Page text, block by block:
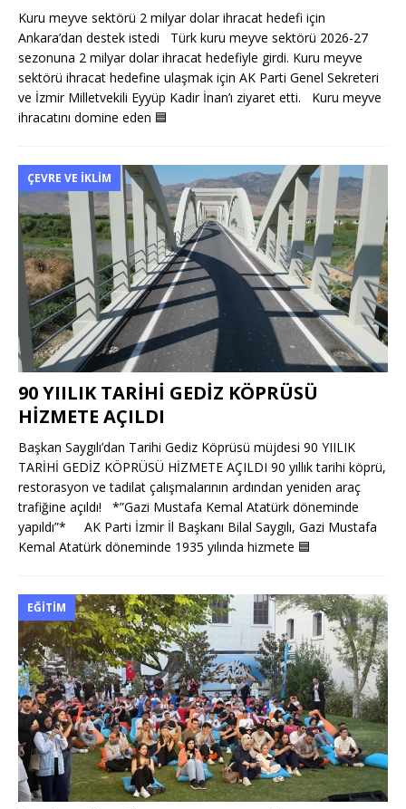
Kuru meyve sektörü 2 milyar dolar ihracat hedefi için
Ankara’dan destek istedi Türk kuru meyve sektörü 2026-27
sezonuna 2 milyar dolar ihracat hedefiyle girdi. Kuru meyve
sektörü ihracat hedefine ulaşmak için AK Parti Genel Sekreteri
ve İzmir Milletvekili Eyyüp Kadir İnan’ı ziyaret etti. Kuru meyve
ihracatını domine eden 🟦
ÇEVRE VE İKLIM
90 YIILIK TARİHİ GEDİZ KÖPRÜSÜ
HİZMETE AÇILDI
Başkan Saygılı’dan Tarihi Gediz Köprüsü müjdesi 90 YIILIK
TARİHİ GEDİZ KÖPRÜSÜ HİZMETE AÇILDI 90 yıllık tarihi köprü,
restorasyon ve tadilat çalışmalarının ardından yeniden araç
trafiğine açıldı! *”Gazi Mustafa Kemal Atatürk döneminde
yapıldı”* AK Parti İzmir İl Başkanı Bilal Saygılı, Gazi Mustafa
Kemal Atatürk döneminde 1935 yılında hizmete 🟦
EĞITIM